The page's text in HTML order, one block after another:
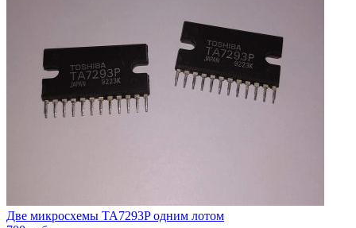
Две микросхемы TA7293P одним лотом